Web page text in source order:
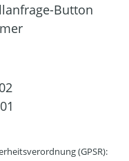
Button
(GPSR):